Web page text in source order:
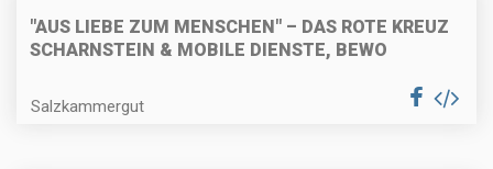
"AUS LIEBE ZUM MENSCHEN" – DAS ROTE KREUZ
SCHARNSTEIN & MOBILE DIENSTE, BEWO
Salzkammergut